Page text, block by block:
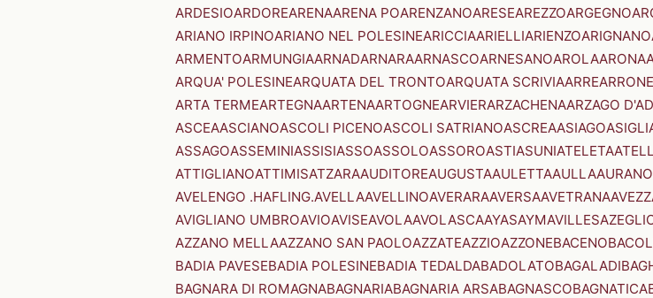
ARDESIOARDOREARENAARENA POARENZANOARESEAREZZOARGEGNO
ARIANO IRPINOARIANO NEL POLESINEARICCIAARIELLIARIENZOARIGNANO
ARMENTOARMUNGIAARNADARNARAARNASCOARNESANOAROLAARONA
ARQUA' POLESINEARQUATA DEL TRONTOARQUATA SCRIVIAARREARRONE
ARTA TERMEARTEGNAARTENAARTOGNEARVIERARZACHENAARZAGO
ASCEAASCIANOASCOLI PICENOASCOLI SATRIANOASCREAASIAGO
ASSAGOASSEMINIASSISIASSOASSOLOASSOROASTIASUNIATELETA
ATTIGLIANOATTIMISATZARAAUDITOREAUGUSTAAULETTAAULLAAURANO
AVELENGO .HAFLING.AVELLAAVELLINOAVERARAAVERSAAVETRANA
AVIGLIANO UMBROAVIOAVISEAVOLAAVOLASCAAYASAYMAVILLES
AZZANO MELLAAZZANO SAN PAOLOAZZATEAZZIOAZZONEBACENO
BADIA PAVESEBADIA POLESINEBADIA TEDALDABADOLATOBAGALADI
BAGNARA DI ROMAGNABAGNARIABAGNARIA ARSABAGNASCOBAGNATICA